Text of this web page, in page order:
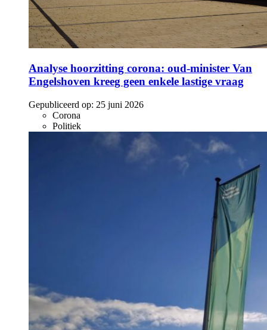
Analyse hoorzitting corona: oud-minister Van
Engelshoven kreeg geen enkele lastige vraag
Gepubliceerd op: 25 juni 2026
Corona
Politiek